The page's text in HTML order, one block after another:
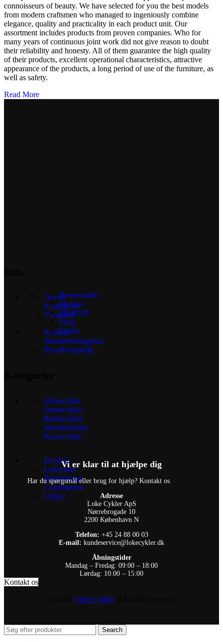
connoisseurs of beauty. We have selected for you the best models
from modern craftsmen who managed to ingeniously combine
elegance, quality and practicality in each product unit. Our
assortment includes products from proven companies. Who for
many years of continuous joint work did not give reason to doubt
their reliability and honesty. All of them guarantee the high quality
of their products, excellent operational characteristics, attractive
appearance of the products, a long period of use of the furniture, as
well as safety.
Read More
Om os
Kontakt os
Værksted
Reusers
Handelsbetingelser
Privatlivspolitik
Herrecykler
Damecykler
Børnecykler
Mountainbike
Racercykler
Elcykler
Ladcykler
Beklædning
Cykelhjelme
Udstyr
Reservedele
Mærker
TILBUD
Shop
Cykler
Vi er klar til at hjælpe dig
Har du spørgsmål eller brug for hjælp? Kontakt os
Adresse
Loke Cykler ApS
Nørrebrogade 10
2200 København N
Telefon: +45 24 88 00 03
E-mail: kundeservice@lokecykler.dk
Åbningstider
Mandag – Fredag: 09:00 – 18:00
Lørdag: 10:00 – 15:00
Kontakt os
Loke Cykler. All rights reserved
Search